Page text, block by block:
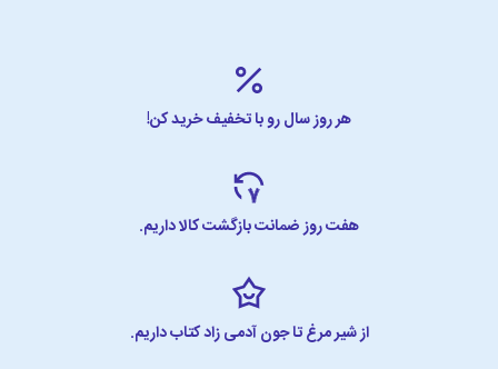
حضور نقاشی و جهان هنر در این رمان، به آن
حال‌وهوایی متفاوت داده است. توصیف تابلو، نگاه، رنگ و حس، کتاب
را از یک داستان صرفاً روایی فراتر می‌برد و به اثری هنری تبدیل می‌کند.
غیرمستقیم، فضای اختناق و فشار سیاسی زمانه را در متن روایت وارد
می‌کند. این ویژگی، کتاب را به سندی ادبی از یک دوره مهم اجتماعی نیز
تبدیل کرده است.
خوش‌خوان آن است. با وجود ارزش ادبی بالا، متن پیچیده و دشوار
نیست و همین موضوع باعث می‌شود مخاطب امروز نیز به‌آسانی با آن
ارتباط برقرار کند.
هر روز سال رو با تخفیف خرید کن!
هفت روز ضمانت بازگشت کالا داریم.
از شیر مرغ تا جون آدمی زاد کتاب داریم.